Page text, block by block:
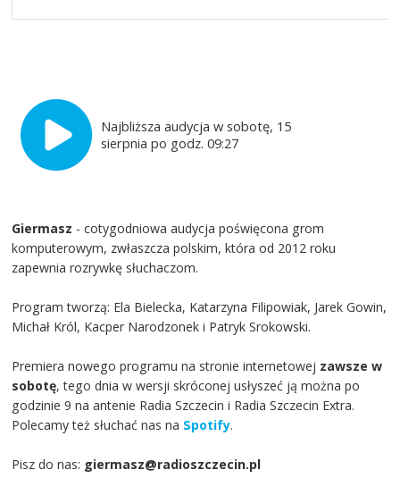
Najbliższa audycja w sobotę, 15
sierpnia po godz. 09:27
Giermasz - cotygodniowa audycja poświęcona grom
komputerowym, zwłaszcza polskim, która od 2012 roku
zapewnia rozrywkę słuchaczom.
Program tworzą: Ela Bielecka, Katarzyna Filipowiak, Jarek Gowin,
Michał Król, Kacper Narodzonek i Patryk Srokowski.
Premiera nowego programu na stronie internetowej zawsze w
sobotę, tego dnia w wersji skróconej usłyszeć ją można po
godzinie 9 na antenie Radia Szczecin i Radia Szczecin Extra.
Polecamy też słuchać nas na Spotify.
Pisz do nas: giermasz@radioszczecin.pl